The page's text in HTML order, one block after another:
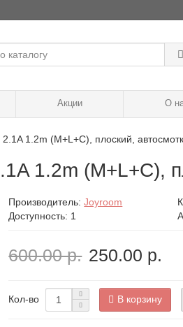
Акции О
1.2m (M+L+C), плоский,
1.2m (M+L+C),
Производитель:Joyroom
Доступность: 1
600.00 р. 250.00 р.
Кол-во В корзину